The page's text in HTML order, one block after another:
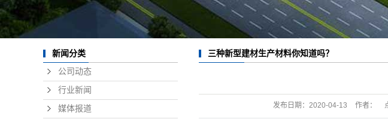
新闻分类
公司动态
行业新闻
媒体报道
三种新型建材生产材料你知道吗？
发布日期： 2020-04-13 作者：